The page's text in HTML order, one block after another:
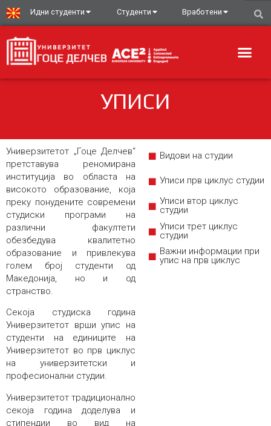
Идни студенти Студенти Вработени
УПИСИ
Универзитетот „Гоце Делчев“
претставува реномирана
институција во областа на
високото образование, која
преку понудените современи
студиски програми на
различни факултети
обезбедува квалитетно
образование и привлекува
голем број студенти од
Македонија, но и од
странство.
Секоја студиска година
Универзитетот врши упис на
студенти на единиците на
Универзитетот во прв циклус
на универзитетски и
професионални студии.
Универзитетот традиционално
секоја година доделува и
стипендии во вид на
Видови на студии
Уписи прв циклус студии
Уписи втор циклус
студии
Уписи трет циклус
студии
Важни информации при
упис на прв циклус